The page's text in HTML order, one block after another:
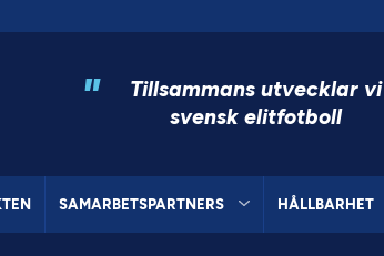
"
Tillsammans utvecklar vi
svensk elitfotboll
SAMARBETSPARTNERS HÅLLBARHET